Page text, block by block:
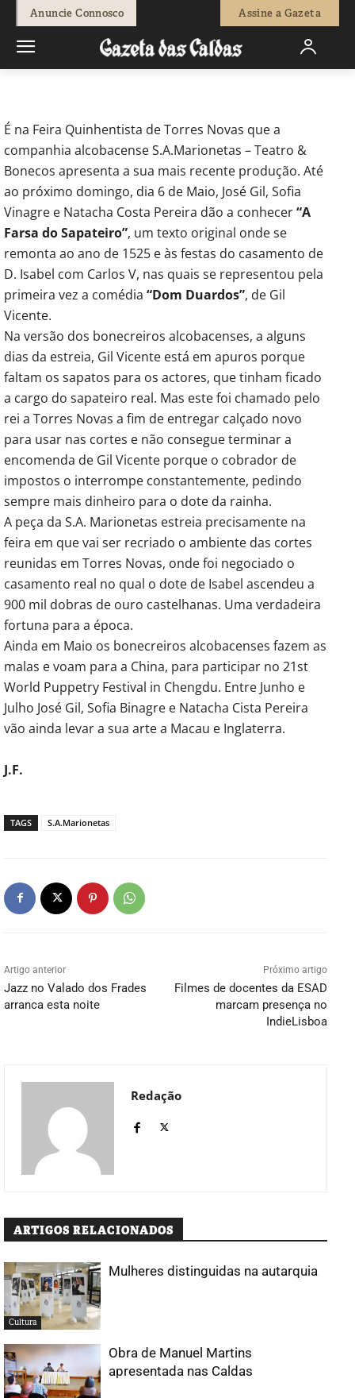
Anuncie Connosco Assine a Gazeta
Redação - 4 de Maio, 2012 0
É na Feira Quinhentista de Torres Novas que a
companhia alcobacense S.A.Marionetas – Teatro &
Bonecos apresenta a sua mais recente produção. Até
ao próximo domingo, dia 6 de Maio, José Gil, Sofia
Vinagre e Natacha Costa Pereira dão a conhecer“A
Farsa do Sapateiro”, um texto original onde se
remonta ao ano de 1525 e às festas do casamento de
D. Isabel com Carlos V, nas quais se representou pela
primeira vez a comédia “Dom Duardos”, de Gil
Vicente.
Na versão dos bonecreiros alcobacenses, a alguns
dias da estreia, Gil Vicente está em apuros porque
faltam os sapatos para os actores, que tinham ficado
a cargo do sapateiro real. Mas este foi chamado pelo
rei a Torres Novas a fim de entregar calçado novo
para usar nas cortes e não consegue terminar a
encomenda de Gil Vicente porque o cobrador de
impostos o interrompe constantemente, pedindo
sempre mais dinheiro para o dote da rainha.
A peça da S.A. Marionetas estreia precisamente na
feira em que vai ser recriado o ambiente das cortes
reunidas em Torres Novas, onde foi negociado o
casamento real no qual o dote de Isabel ascendeu a
900 mil dobras de ouro castelhanas. Uma verdadeira
fortuna para a época.
Ainda em Maio os bonecreiros alcobacenses fazem as
malas e voam para a China, para participar no 21st
World Puppetry Festival in Chengdu. Entre Junho e
Julho José Gil, Sofia Binagre e Natacha Cista Pereira
vão ainda levar a sua arte a Macau e Inglaterra.
J.F.
TAGS S.A.Marionetas
Artigo anterior
Jazz no Valado dos Frades
arranca esta noite
Próximo artigo
Filmes de docentes da ESAD
marcam presença no
IndieLisboa
Redação
ARTIGOS RELACIONADOS
Cultura
Mulheres distinguidas na autarquia
Obra de Manuel Martins
apresentada nas Caldas